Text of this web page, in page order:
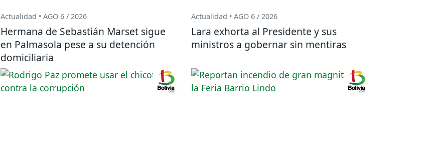
Actualidad • AGO 6 / 2026
Hermana de Sebastián Marset sigue
en Palmasola pese a su detención
domiciliaria
Actualidad • AGO 6 / 2026
Lara exhorta al Presidente y sus
ministros a gobernar sin mentiras